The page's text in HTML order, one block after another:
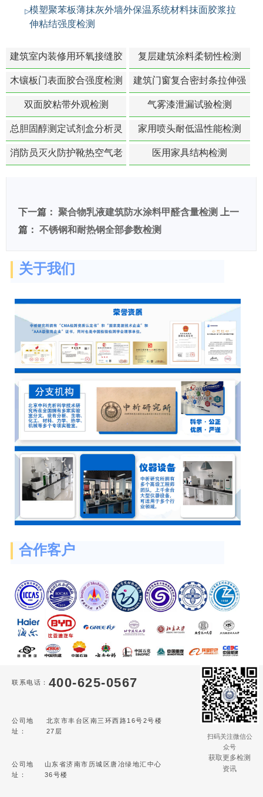
模塑聚苯板薄抹灰外墙外保温系统材料抹面胶浆拉
伸粘结强度检测
建筑室内装修用环氧接缝胶
苯含量检测
复层建筑涂料柔韧性检测
木镶板门表面胶合强度检测
建筑门窗复合密封条拉伸强
度-硬质塑料材料检测
双面胶粘带外观检测 气雾漆泄漏试验检测
总胆固醇测定试剂盒分析灵
敏度检测
家用喷头耐低温性能检测
消防员灭火防护靴热空气老
医用家具结构检测
下一篇： 聚合物乳液建筑防水涂料甲醛含量检测
上一
篇： 不锈钢和耐热钢全部参数检测
关于我们
合作客户
联系电话： 400-625-0567
公司地
址：
北京市丰台区南三环西路16号2号楼
27层
公司地
址：
山东省济南市历城区唐冶绿地汇中心
36号楼
扫码关注微信公
众号
获取更多检测
资讯